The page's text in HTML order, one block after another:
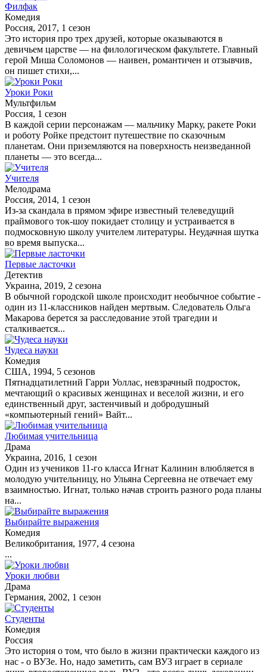
Филфак
Комедия
Россия, 2017, 1 сезон
Это история про трех друзей, которые оказываются в
девичьем царстве — на филологическом факультете. Главный
герой Миша Соломонов — наивен, романтичен и отзывчив,
он пишет стихи,...
Уроки Роки
Мультфильм
Россия, 1 сезон
В каждой серии персонажам — мальчику Марку, ракете Роки
и роботу Ройке предстоит путешествие по сказочным
планетам. Они приземляются на поверхность неизведанной
планеты — это всегда...
Учителя
Мелодрама
Россия, 2014, 1 сезон
Из-за скандала в прямом эфире известный телеведущий
праймового ток-шоу покидает столицу и устраивается в
подмосковную школу учителем литературы. Неудачная шутка
во время выпуска...
Первые ласточки
Детектив
Украина, 2019, 2 сезона
В обычной городской школе происходит необычное событие -
один из 11-классников найден мертвым. Следователь Ольга
Макарова берется за расследование этой трагедии и
сталкивается...
Чудеса науки
Комедия
США, 1994, 5 сезонов
Пятнадцатилетний Гарри Уоллас, невзрачный подросток,
мечтающий о красивых женщинах и веселой жизни, и его
единственный друг, застенчивый и добродушный
«компьютерный гений» Вайт...
Любимая учительница
Драма
Украина, 2016, 1 сезон
Один из учеников 11-го класса Игнат Калинин влюбляется в
молодую учительницу, но Ульяна Сергеевна не отвечает ему
взаимностью. Игнат, только начав строить разного рода планы
на...
Выбирайте выражения
Комедия
Великобритания, 1977, 4 сезона
...
Уроки любви
Драма
Германия, 2002, 1 сезон
Студенты
Комедия
Россия
Это история о том, что было в жизни практически каждого из
нас - о ВУЗе. Но, надо заметить, сам ВУЗ играет в сериале